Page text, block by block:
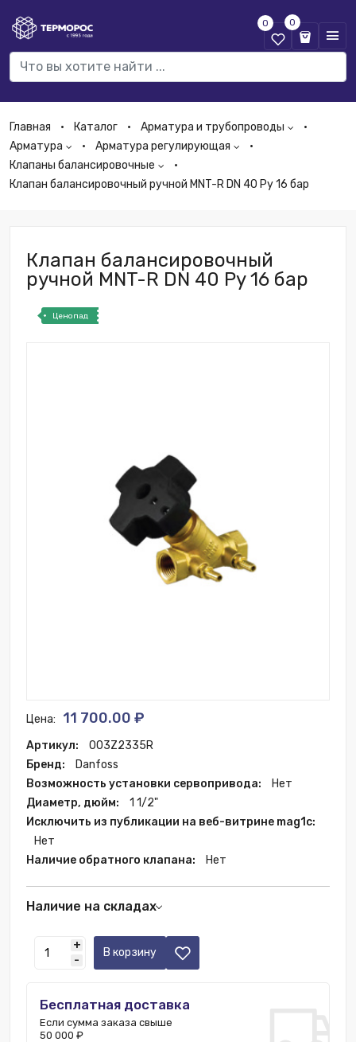
0 0
Главная Каталог
Арматура и трубопроводы
Арматура
Арматура регулирующая
Клапаны балансировочные
Клапан балансировочный ручной MNT-R DN 40 Py 16 бар
Клапан балансировочный
ручной MNT-R DN 40 Py 16 бар
Ценопад
Цена: 11 700.00 ₽
Артикул:
003Z2335R
Бренд:
Danfoss
Возможность установки сервопривода:
Нет
Диаметр, дюйм:
1 1/2"
Исключить из публикации на веб-витрине mag1c:
Нет
Наличие обратного клапана:
Нет
Наличие на складах
+
-
В корзину
Бесплатная доставка
Если сумма заказа свыше
50 000 ₽